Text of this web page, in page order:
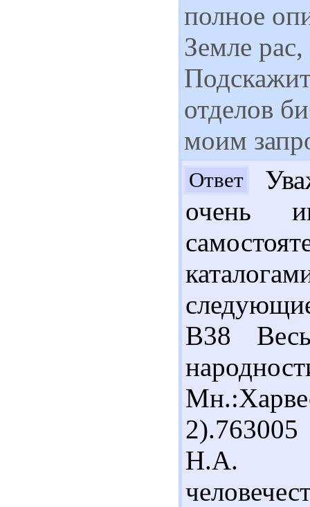
полное
Земле
отделов
моим
Ответ
очень
В38
Н.А.